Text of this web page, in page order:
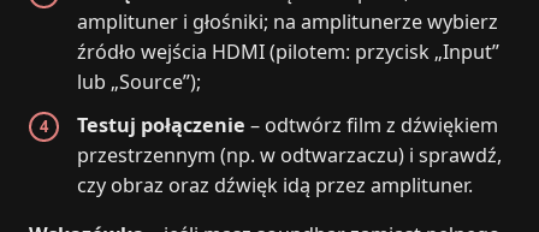
amplituner i głośniki; na amplitunerze wybierz
źródło wejścia HDMI (pilotem: przycisk „Input”
lub „Source”);
Testuj połączenie – odtwórz film z dźwiękiem
przestrzennym (np. w odtwarzaczu) i sprawdź,
czy obraz oraz dźwięk idą przez amplituner.